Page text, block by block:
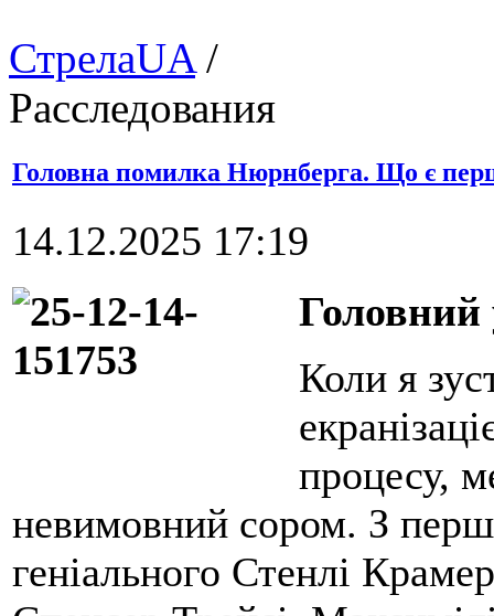
СтрелаUA/
Расследования
Головна помилка Нюрнберга. Що є
14.12.2025 17:19
Коли я
процесу,
невимовний сором. З
геніального Стенлі